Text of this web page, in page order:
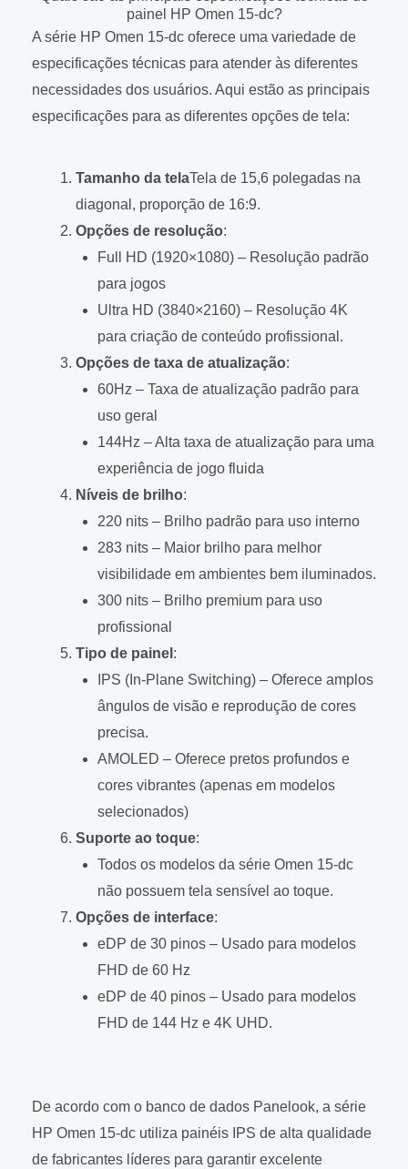
painel HP Omen 15-dc?
A série HP Omen 15-dc oferece uma variedade de
especificações técnicas para atender às diferentes
necessidades dos usuários. Aqui estão as principais
especificações para as diferentes opções de tela:
Tamanho da telaTela de 15,6 polegadas na
diagonal, proporção de 16:9.
Opções de resolução:
Full HD (1920×1080) – Resolução padrão
para jogos
Ultra HD (3840×2160) – Resolução 4K
para criação de conteúdo profissional.
Opções de taxa de atualização:
60Hz – Taxa de atualização padrão para
uso geral
144Hz – Alta taxa de atualização para uma
experiência de jogo fluida
Níveis de brilho:
220 nits – Brilho padrão para uso interno
283 nits – Maior brilho para melhor
visibilidade em ambientes bem iluminados.
300 nits – Brilho premium para uso
profissional
Tipo de painel :
IPS (In-Plane Switching) – Oferece amplos
ângulos de visão e reprodução de cores
precisa.
AMOLED – Oferece pretos profundos e
cores vibrantes (apenas em modelos
selecionados)
Suporte ao toque:
Todos os modelos da série Omen 15-dc
não possuem tela sensível ao toque.
Opções de interface:
eDP de 30 pinos – Usado para modelos
FHD de 60 Hz
eDP de 40 pinos – Usado para modelos
FHD de 144 Hz e 4K UHD.
De acordo com o banco de dados Panelook, a série
HP Omen 15-dc utiliza painéis IPS de alta qualidade
de fabricantes líderes para garantir excelente